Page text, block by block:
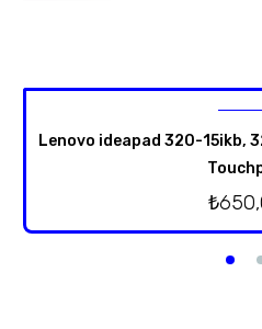
Lenovo ideapad 320-15ikb,
₺